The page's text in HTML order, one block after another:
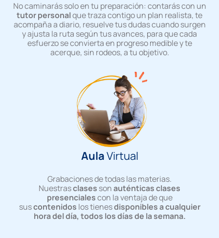
No caminarás solo en tu preparación: contarás con un
tutor personalque traza contigo un plan realista, te
acompaña a diario, resuelve tus dudas cuando surgen
y ajusta la ruta según tus avances, para que cada
esfuerzo se convierta en progreso medible y te
acerque, sin rodeos, a tu objetivo.
AulaVirtual
Grabaciones de todas las materias.
Nuestrasclases sonauténticas clases
presencialescon la ventaja de que
suscontenidos los tienesdisponibles a cualquier
hora del día, todos los días de la semana.